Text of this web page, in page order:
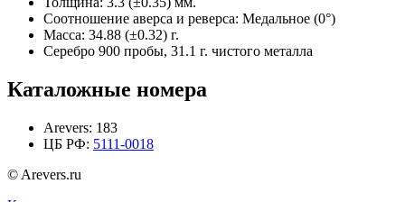
Соотношение аверса и реверса: Медальное (0°)
Масса: 34.88 (±0.32) г.
Серебро 900 пробы, 31.1 г. чистого металла
Каталожные номера
Arevers: 183
ЦБ РФ: 5111-0018
© Arevers.ru